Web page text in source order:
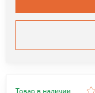
Товар в наличии